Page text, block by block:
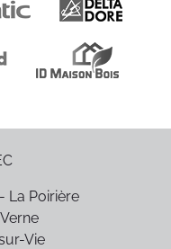
La Poirière
Vie